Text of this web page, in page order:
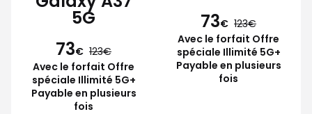
5G
73€ 123
Avec le forfait Offre
spéciale Illimité 5G+
Payable en plusieurs
fois
73€ 123
Avec le forfait Offre
spéciale Illimité 5G+
Payable en plusieurs
fois